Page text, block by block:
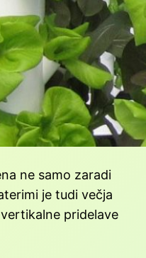
ne samo zaradi
je tudi večja
pridelave